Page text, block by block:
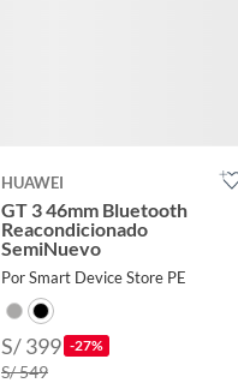
HUAWEI
GT 3 46mm Bluetooth
Reacondicionado
SemiNuevo
Por Smart Device Store PE
S/ 399 -27%
S/ 549